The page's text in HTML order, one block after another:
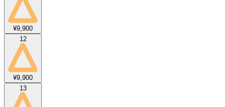
¥9,900
12
¥9,900
13